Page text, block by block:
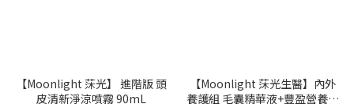
【Moonlight 莯光】 進階版 頭
皮清新淨涼噴霧 90mL
【Moonlight 莯光生醫】內外
養護組 毛囊精華液+豐盈營養補